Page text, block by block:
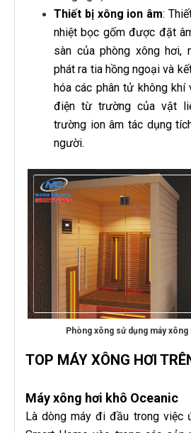
Thiết bị xông ion âm:
nhiệt bọc gốm được đặt
sàn của phòng xông hơi,
phát ra tia hồng ngoại và
hóa các phân tử không khí
điện từ trường của vật
trường ion âm tác dụng
người.
Phòng xông sử dụng máy xông
TOP MÁY XÔNG HƠI
Máy xông hơi khô Oceanic
Là dòng máy đi đầu trong việc